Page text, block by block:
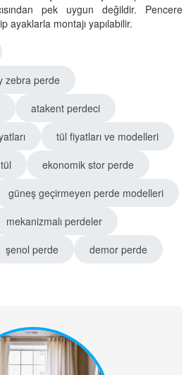
pek uygun değildir. Pencere
ayaklarla montajı yapılabilir.
zebra perde
atakent perdeci
tül fiyatları ve modelleri
ekonomik stor perde
güneş geçirmeyen perde modelleri
mekanizmalı perdeler
şenol perde
demor perde